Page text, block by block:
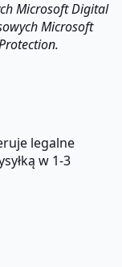
Microsoft Digital
Microsoft
legalne
w 1-3